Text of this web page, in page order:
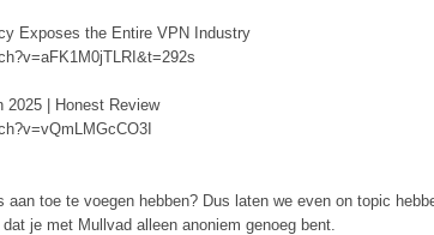
Exposes the Entire VPN Industry
2025 | Honest Review
aan toe te voegen hebben? Dus laten we even on topic
je met Mullvad alleen anoniem genoeg bent.